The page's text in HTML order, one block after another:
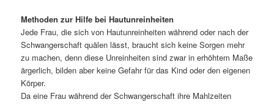
Methoden zur Hilfe bei Hautunreinheiten
Jede Frau, die sich von Hautunreinheiten während oder nach der
Schwangerschaft quälen lässt, braucht sich keine Sorgen mehr
zu machen, denn diese Unreinheiten sind zwar in erhöhtem Maße
ärgerlich, bilden aber keine Gefahr für das Kind oder den eigenen
Körper.
Da eine Frau während der Schwangerschaft ihre Mahlzeiten